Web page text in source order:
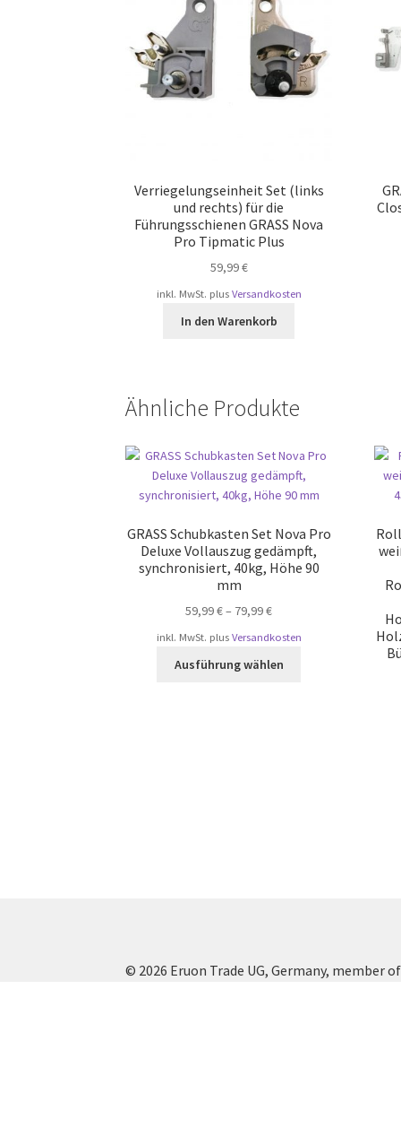
Verriegelungseinheit Set (links
und rechts) für die
Führungsschienen GRASS Nova
Pro Tipmatic Plus
59,99€
inkl. MwSt. plus Versandkosten
In den Warenkorb
Ähnliche Produkte
GRASS Schubkasten Set Nova Pro
Deluxe Vollauszug gedämpft,
synchronisiert, 40kg, Höhe 90
mm
59,99€– 79,99€
inkl. MwSt. plus Versandkosten
Ausführung wählen
© 2026 Eruon Trade UG, Germany, member